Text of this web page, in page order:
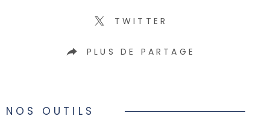
TWITTER
PLUS DE PARTAGE
NOS OUTILS